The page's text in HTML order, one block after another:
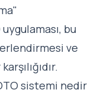
bu
ve
sistemi nedir